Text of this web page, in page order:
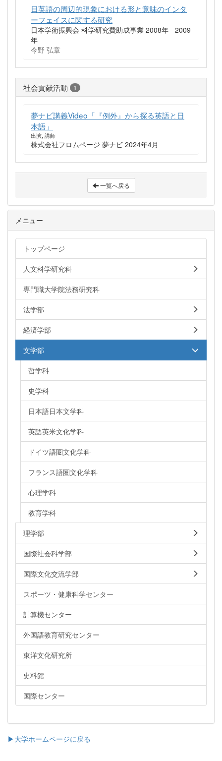
日英語の周辺的現象における形と意味のインタ
ーフェイスに関する研究
日本学術振興会 科学研究費助成事業 2008年 - 2009
年
今野 弘章
社会貢献活動 1
夢ナビ講義Video「『例外』から探る英語と日
本語」
出演, 講師
株式会社フロムページ 夢ナビ 2024年4月
一覧へ戻る
メニュー
トップページ
人文科学研究科
専門職大学院法務研究科
法学部
経済学部
文学部
哲学科
史学科
日本語日本文学科
英語英米文化学科
ドイツ語圏文化学科
フランス語圏文化学科
心理学科
教育学科
理学部
国際社会科学部
国際文化交流学部
スポーツ・健康科学センター
計算機センター
外国語教育研究センター
東洋文化研究所
史料館
国際センター
▶大学ホームページに戻る